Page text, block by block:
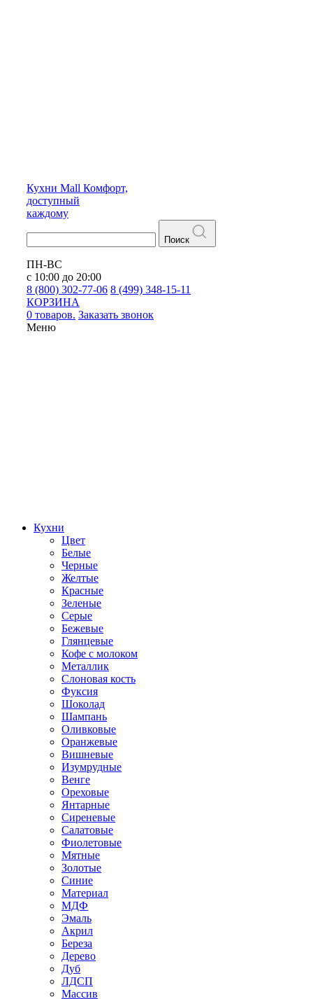
Кухни Mall Комфорт,
доступный
каждому
Поиск
ПН-ВС
с 10:00 до 20:00
8 (800) 302-77-06 8 (499) 348-15-11
КОРЗИНА
0 товаров. Заказать звонок
Меню
Кухни
Цвет
Белые
Черные
Желтые
Красные
Зеленые
Серые
Бежевые
Глянцевые
Кофе с молоком
Металлик
Слоновая кость
Фуксия
Шоколад
Шампань
Оливковые
Оранжевые
Вишневые
Изумрудные
Венге
Ореховые
Янтарные
Сиреневые
Салатовые
Фиолетовые
Мятные
Золотые
Синие
Материал
МДФ
Эмаль
Акрил
Береза
Дерево
Дуб
ЛДСП
Массив